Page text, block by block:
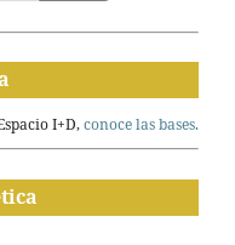
I+D,conoce las bases.